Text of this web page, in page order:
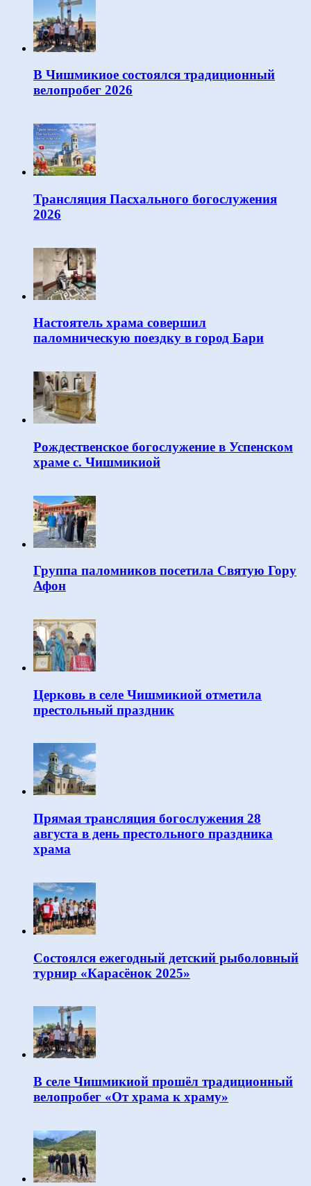
В Чишмикиое состоялся традиционный
велопробег 2026
Трансляция Пасхального богослужения
2026
Настоятель храма совершил
паломническую поездку в город Бари
Рождественское богослужение в Успенском
храме с. Чишмикиой
Группа паломников посетила Святую Гору
Афон
Церковь в селе Чишмикиой отметила
престольный праздник
Прямая трансляция богослужения 28
августа в день престольного праздника
храма
Состоялся ежегодный детский рыболовный
турнир «Карасёнок 2025»
В селе Чишмикиой прошёл традиционный
велопробег «От храма к храму»